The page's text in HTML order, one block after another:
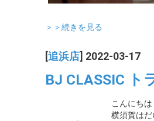
＞＞続きを見る
追浜店 ] 2022-03-17
BJ CLASSIC ト
こんにちは
横須賀は